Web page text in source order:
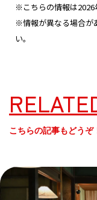
※こちらの情報は2026
※情報が異なる場合が
い。
こちらの記事もどうぞ